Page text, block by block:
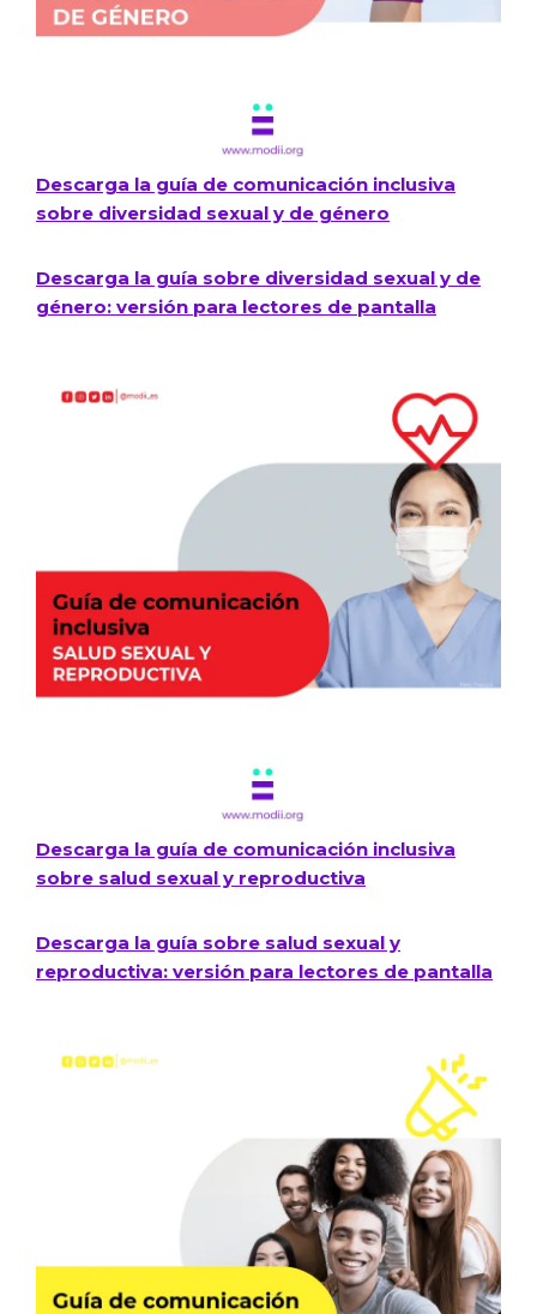
Descarga la guía de comunicación inclusiva
sobre diversidad sexual y de género​
Descarga la guía sobre diversidad sexual y de
género: versión para lectores de pantalla
Descarga la guía de comunicación inclusiva
sobre salud sexual y reproductiva​
Descarga la guía sobre salud sexual y
reproductiva: versión para lectores de pantalla